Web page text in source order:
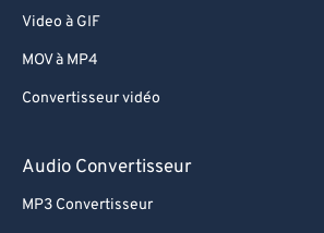
Video à GIF
MOV à MP4
Convertisseur vidéo
Audio Convertisseur
MP3 Convertisseur